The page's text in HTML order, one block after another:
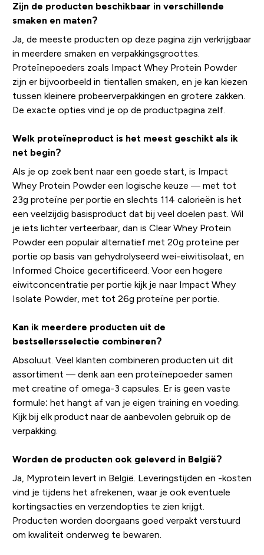
Zijn de producten beschikbaar in verschillende
smaken en maten?
Ja, de meeste producten op deze pagina zijn verkrijgbaar
in meerdere smaken en verpakkingsgroottes.
Proteïnepoeders zoals Impact Whey Protein Powder
zijn er bijvoorbeeld in tientallen smaken, en je kan kiezen
tussen kleinere probeerverpakkingen en grotere zakken.
De exacte opties vind je op de productpagina zelf.
Welk proteïneproduct is het meest geschikt als ik
net begin?
Als je op zoek bent naar een goede start, is Impact
Whey Protein Powder een logische keuze — met tot
23g proteïne per portie en slechts 114 calorieën is het
een veelzijdig basisproduct dat bij veel doelen past. Wil
je iets lichter verteerbaar, dan is Clear Whey Protein
Powder een populair alternatief met 20g proteïne per
portie op basis van gehydrolyseerd wei-eiwitisolaat, en
Informed Choice gecertificeerd. Voor een hogere
eiwitconcentratie per portie kijk je naar Impact Whey
Isolate Powder, met tot 26g proteïne per portie.
Kan ik meerdere producten uit de
bestsellersselectie combineren?
Absoluut. Veel klanten combineren producten uit dit
assortiment — denk aan een proteïnepoeder samen
met creatine of omega-3 capsules. Er is geen vaste
formule: het hangt af van je eigen training en voeding.
Kijk bij elk product naar de aanbevolen gebruik op de
verpakking.
Worden de producten ook geleverd in België?
Ja, Myprotein levert in België. Leveringstijden en -kosten
vind je tijdens het afrekenen, waar je ook eventuele
kortingsacties en verzendopties te zien krijgt.
Producten worden doorgaans goed verpakt verstuurd
om kwaliteit onderweg te bewaren.